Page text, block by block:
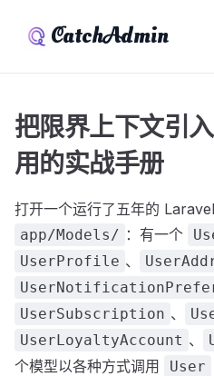
CatchAdmin
把限界上下文引
用的实战手册
打开一个运行了五年的
app/Models/ ：有一个
UserProfile 、
UserSubscription 、
UserLoyaltyAccount 、
个模型以各种方式调用
User